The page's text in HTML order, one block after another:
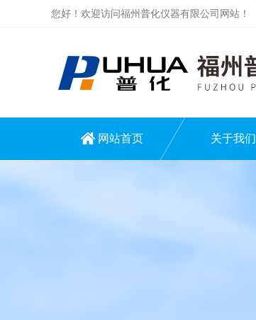
您好！欢迎访问福州普化仪器有限公司网站！
网站首页 关于我们